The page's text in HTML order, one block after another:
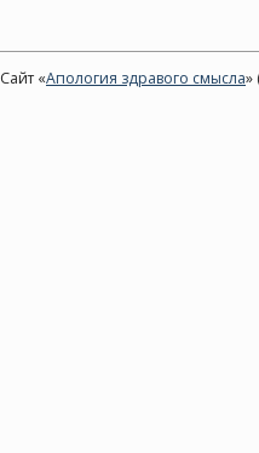
Сайт «Апология здравого смысла»